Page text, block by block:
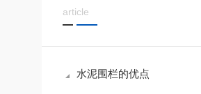
article
水泥围栏的优点